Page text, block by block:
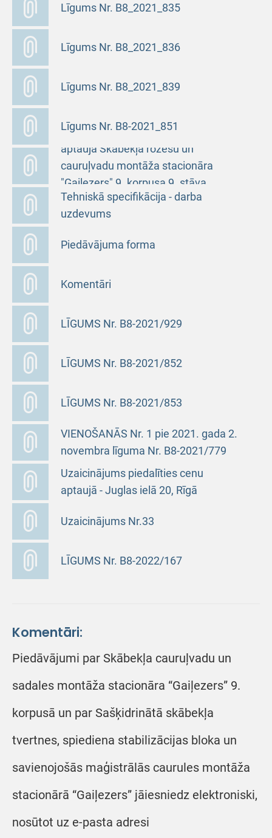
Līgums Nr. B8_2021_835
Līgums Nr. B8_2021_836
Līgums Nr. B8_2021_839
Līgums Nr. B8-2021_851
Uzaicinājums piedalīties cenu
aptaujā Skābekļa rozešu un
cauruļvadu montāža stacionāra
"Gaiļezers" 9. korpusa 9. stāva
kreisajā pusē
Tehniskā specifikācija - darba
uzdevums
Piedāvājuma forma
Komentāri
LĪGUMS Nr. B8-2021/929
LĪGUMS Nr. B8-2021/852
LĪGUMS Nr. B8-2021/853
VIENOŠANĀS Nr. 1 pie 2021. gada 2.
novembra līguma Nr. B8-2021/779
Uzaicinājums piedalīties cenu
aptaujā - Juglas ielā 20, Rīgā
Uzaicinājums Nr.33
LĪGUMS Nr. B8-2022/167
Komentāri:
Piedāvājumi par Skābekļa cauruļvadu un
sadales montāža stacionāra “Gaiļezers” 9.
korpusā un par Sašķidrinātā skābekļa
tvertnes, spiediena stabilizācijas bloka un
savienojošās maģistrālās caurules montāža
stacionārā “Gaiļezers” jāiesniedz elektroniski,
nosūtot uz e-pasta adresi